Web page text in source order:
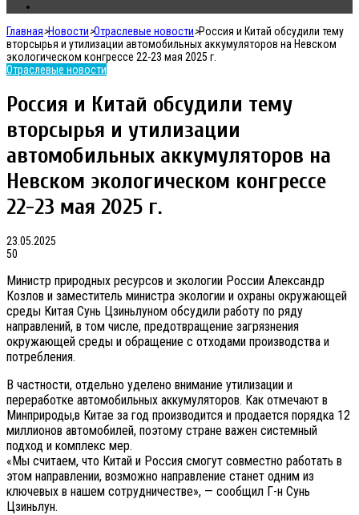
Главная>Новости>Отраслевые новости>Россия и Китай обсудили тему
вторсырья и утилизации автомобильных аккумуляторов на Невском
экологическом конгрессе 22-23 мая 2025 г.
Отраслевые новости
Россия и Китай обсудили тему
вторсырья и утилизации
автомобильных аккумуляторов на
Невском экологическом конгрессе
22-23 мая 2025 г.
23.05.2025
50
Министр природных ресурсов и экологии России Александр
Козлов и заместитель министра экологии и охраны окружающей
среды Китая Сунь Цзиньлуном обсудили работу по ряду
направлений, в том числе, предотвращение загрязнения
окружающей среды и обращение с отходами производства и
потребления.
В частности, отдельно уделено внимание утилизации и
переработке автомобильных аккумуляторов. Как отмечают в
Минприроды,в Китае за год производится и продается порядка 12
миллионов автомобилей, поэтому стране важен системный
подход и комплекс мер.
«Мы считаем, что Китай и Россия смогут совместно работать в
этом направлении, возможно направление станет одним из
ключевых в нашем сотрудничестве», — сообщил Г-н Сунь
Цзиньлун.